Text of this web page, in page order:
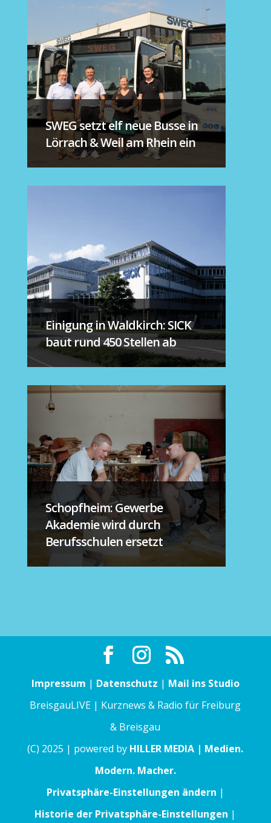
SWEG setzt elf neue Busse in
Lörrach & Weil am Rhein ein
Einigung in Waldkirch: SICK
baut rund 450 Stellen ab
Schopfheim: Gewerbe
Akademie wird durch
Berufsschulen ersetzt
Impressum | Datenschutz | Mail ins Studio
BreisgauLIVE | Kurznews & Radio für Freiburg
& Breisgau
(C) 2025 | powered by HILLER MEDIA | Medien.
Modern. Macher.
Privatsphäre-Einstellungen ändern |
Historie der Privatsphäre-Einstellungen |